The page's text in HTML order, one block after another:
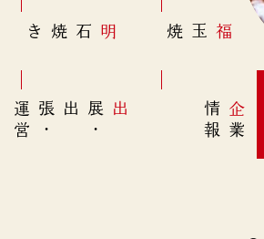
明石焼き 福玉焼
出展
・
出張
・
運
営
企
業
情
報